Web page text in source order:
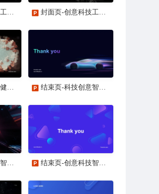
章节页-创意科技工智能研究报告PPT主题 封面页-创意科技工智能研究报告PPT主题
结束页-创意医疗健康研究科技报告PPT主题 结束页-科技创意智能汽车发布会PPT主题